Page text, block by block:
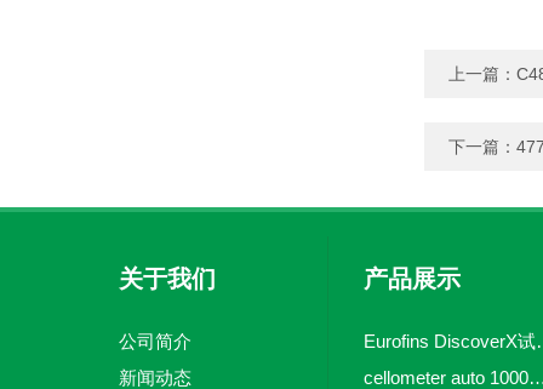
上一篇：
下一篇：
关于我们
公司简介
新闻动态
产品展示
cellometer auto 1000全自